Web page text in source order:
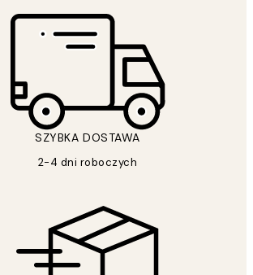
SZYBKA DOSTAWA
2-4 dni roboczych